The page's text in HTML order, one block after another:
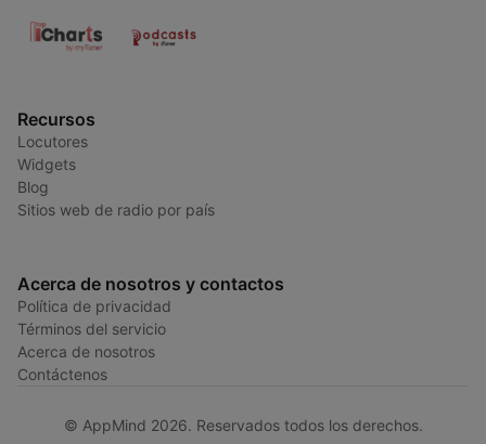
Recursos
Locutores
Widgets
Blog
Sitios web de radio por país
Acerca de nosotros y contactos
Política de privacidad
Términos del servicio
Acerca de nosotros
Contáctenos
© AppMind 2026. Reservados todos los derechos.